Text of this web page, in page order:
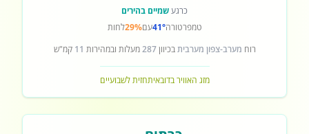
כרגעשמיים בהירים
טמפרטורה41°עם29%לחות
רוח מערב-צפון מערביתבכיוון287מעלות ובמהירות 11 קמ"ש
מזג האוויר בדובאיתחזית לשבועיים